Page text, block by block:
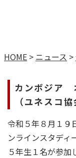
HOME > ニュース >
カンボジア
（ユネスコ
令和５年８月１９
ンラインスタディ
５年生１名が参加